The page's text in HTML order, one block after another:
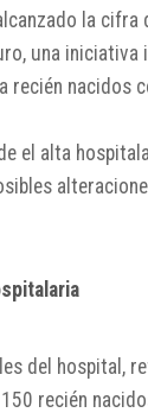
la cifra
una iniciativa
recién nacidos
el alta
del hospital,
recién